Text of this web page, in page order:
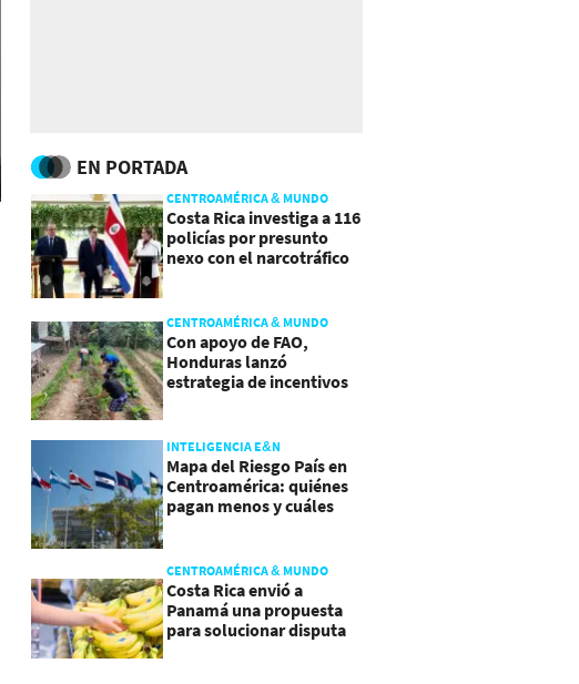
EN PORTADA
CENTROAMÉRICA & MUNDO
Costa Rica investiga a 116
policías por presunto
nexo con el narcotráfico
CENTROAMÉRICA & MUNDO
Con apoyo de FAO,
Honduras lanzó
estrategia de incentivos
INTELIGENCIA E&N
Mapa del Riesgo País en
Centroamérica: quiénes
pagan menos y cuáles
CENTROAMÉRICA & MUNDO
Costa Rica envió a
Panamá una propuesta
para solucionar disputa